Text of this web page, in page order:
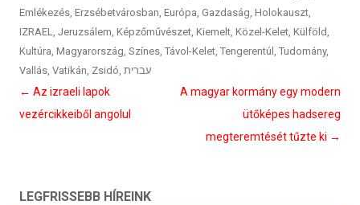
Emlékezés, Erzsébetvárosban, Európa, Gazdaság, Holokauszt,
IZRAEL, Jeruzsálem, Képzőművészet, Kiemelt, Közel-Kelet, Külföld,
Kultúra, Magyarország, Színes, Távol-Kelet, Tengerentúl , Tudomány,
Vallás, Vatikán, Zsidó, עברית
Bejegyzés
navigáció
← Az izraeli lapok
vezércikkeiből angolul
A magyar kormány egy modern
ütőképes hadsereg
megteremtését tűzte ki →
LEGFRISSEBB HÍREINK